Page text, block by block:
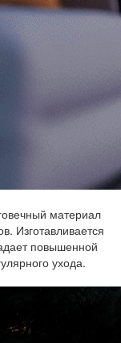
материал
Изготавливается
повышенной
ухода.